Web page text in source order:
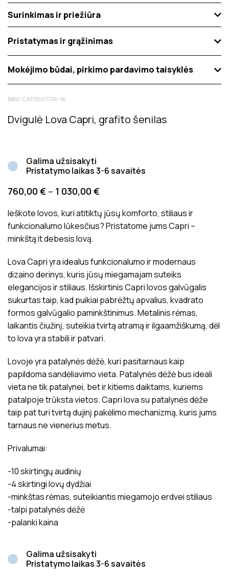
Surinkimas ir priežiūra
Pristatymas ir grąžinimas
Mokėjimo būdai, pirkimo pardavimo taisyklės
SKU: CAP200/TOR-16
Dvigulė Lova Capri, grafito šenilas
Galima užsisakyti
Pristatymo laikas 3-6 savaitės
760,00 € – 1 030,00 €
Ieškote lovos, kuri atitiktų jūsų komforto, stiliaus ir
funkcionalumo lūkesčius? Pristatome jums Capri –
minkštą it debesis lovą.
Lova Capri yra idealus funkcionalumo ir modernaus
dizaino derinys, kuris jūsų miegamajam suteiks
elegancijos ir stiliaus. Išskirtinis Capri lovos galvūgalis
sukurtas taip, kad puikiai pabrėžtų apvalius, kvadrato
formos galvūgalio paminkštinimus. Metalinis rėmas,
laikantis čiužinį, suteikia tvirtą atramą ir ilgaamžiškumą, dėl
to lova yra stabili ir patvari.
Lovoje yra patalynės dėžė, kuri pasitarnaus kaip
papildoma sandėliavimo vieta. Patalynės dėžė bus ideali
vieta ne tik patalynei, bet ir kitiems daiktams, kuriems
patalpoje trūksta vietos. Capri lova su patalynės dėže
taip pat turi tvirtą dujinį pakėlimo mechanizmą, kuris jums
tarnaus ne vienerius metus.
Privalumai:
-10 skirtingų audinių
-4 skirtingi lovų dydžiai
-minkštas rėmas, suteikiantis miegamojo erdvei stiliaus
-talpi patalynės dėžė
-palanki kaina
Galima užsisakyti
Pristatymo laikas 3-6 savaitės